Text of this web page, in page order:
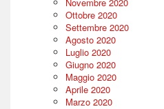
Ottobre 2020
Settembre 2020
Agosto 2020
Luglio 2020
Giugno 2020
Maggio 2020
Aprile 2020
Marzo 2020